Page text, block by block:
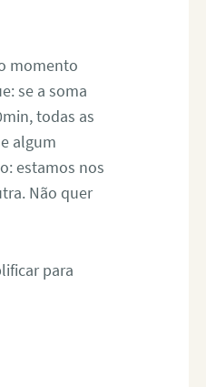
momento
se a soma
todas as
algum
estamos nos
Não quer
para